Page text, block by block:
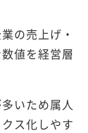
の売上げ・
値を経営層
いため属人
ス化しやす